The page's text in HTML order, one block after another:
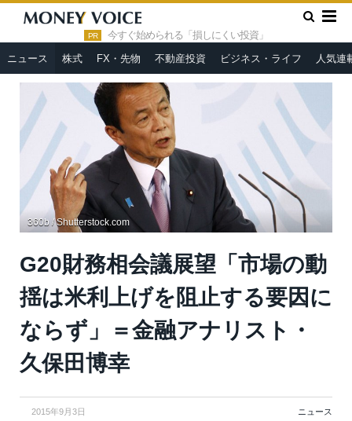
PR 今すぐ始められる「損しにくい投資」
ニュース 株式 FX・先物 不動産投資 ビジネス・ライフ 人気連
HOME » ニュース »
G20財務相会議展望「市場の動揺は米利上
げを阻止する要因にならず」＝金融アナリスト・久保田博幸
360b / Shutterstock.com
G20財務相会議展望「市場の動
揺は米利上げを阻止する要因に
ならず」＝金融アナリスト・
久保田博幸
2015年9月3日 ニュース